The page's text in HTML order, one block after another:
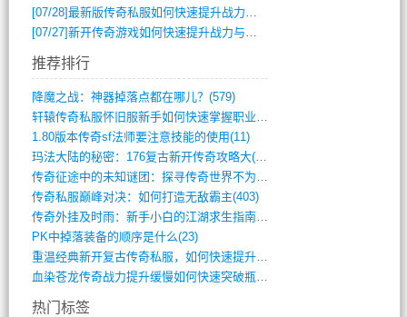
[07/28]最新版传奇私服如何快速提升战力与获取稀有装备？
[07/27]新开传奇游戏如何快速提升战力与获取稀有装备？
推荐排行
降魔之战：神器掉落点都在哪儿？(579)
轩辕传奇私服怀旧服新手如何快速掌握职业选(993)
1.80版本传奇sf法师要注意技能的使用(11)
玛法大陆的秘密：176复古新开传奇攻略大(486)
传奇征途中的未知谜团：探寻传奇世界不为人(595)
传奇私服巅峰对决：如何打造无敌霸主(403)
传奇外挂及时雨：新手小白的江湖求生指南(802)
PK中掉落装备的顺序是什么(23)
重温经典新开复古传奇私服，如何快速提升等(392)
血染苍龙传奇战力提升缓慢如何快速突破瓶颈(654)
热门标签